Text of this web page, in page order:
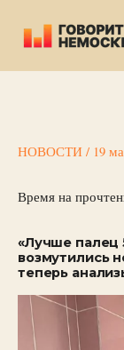
содержимому
НОВОСТИ / 19
Время на
«Лучше палец
возмутились
теперь